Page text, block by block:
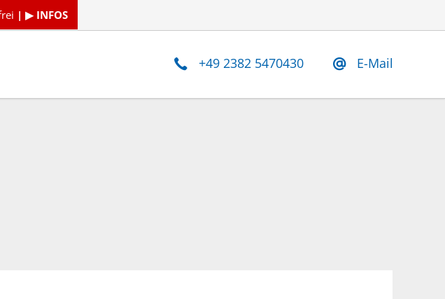
| ▶ INFOS
+49 2382 5470430 E-Mail